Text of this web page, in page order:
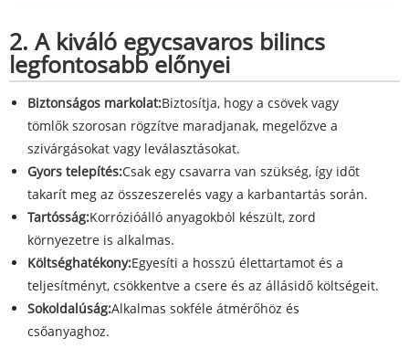
2. A kiváló egycsavaros bilincs
legfontosabb előnyei
Biztonságos markolat:Biztosítja, hogy a csövek vagy
tömlők szorosan rögzítve maradjanak, megelőzve a
szivárgásokat vagy leválasztásokat.
Gyors telepítés:Csak egy csavarra van szükség, így időt
takarít meg az összeszerelés vagy a karbantartás során.
Tartósság:Korrózióálló anyagokból készült, zord
környezetre is alkalmas.
Költséghatékony:Egyesíti a hosszú élettartamot és a
teljesítményt, csökkentve a csere és az állásidő költségeit.
Sokoldalúság:Alkalmas sokféle átmérőhöz és
csőanyaghoz.